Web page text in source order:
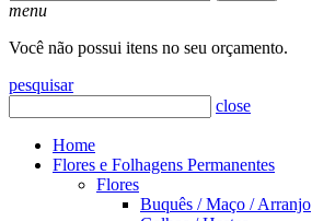
menu
Você não possui itens no seu orçamento.
pesquisar
close
Home
Flores e Folhagens Permanentes
Flores
Buquês / Maço / Arranjo